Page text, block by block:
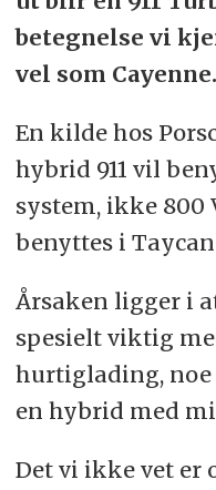
betegnelse vi
vel som Cayenne.
En kilde hos
hybrid 911 vil
system, ikke 800
benyttes i
Årsaken ligger i
spesielt viktig
hurtiglading, noe
en hybrid med
Det vi ikke vet er